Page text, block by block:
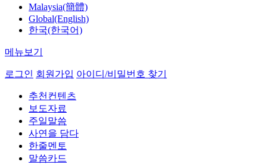
Malaysia(簡體)
Global(English)
한국(한국어)
메뉴보기
로그인 회원가입 아이디/비밀번호 찾기
추천컨텐츠
보도자료
주일말씀
사연을 담다
한줄멘토
말씀카드